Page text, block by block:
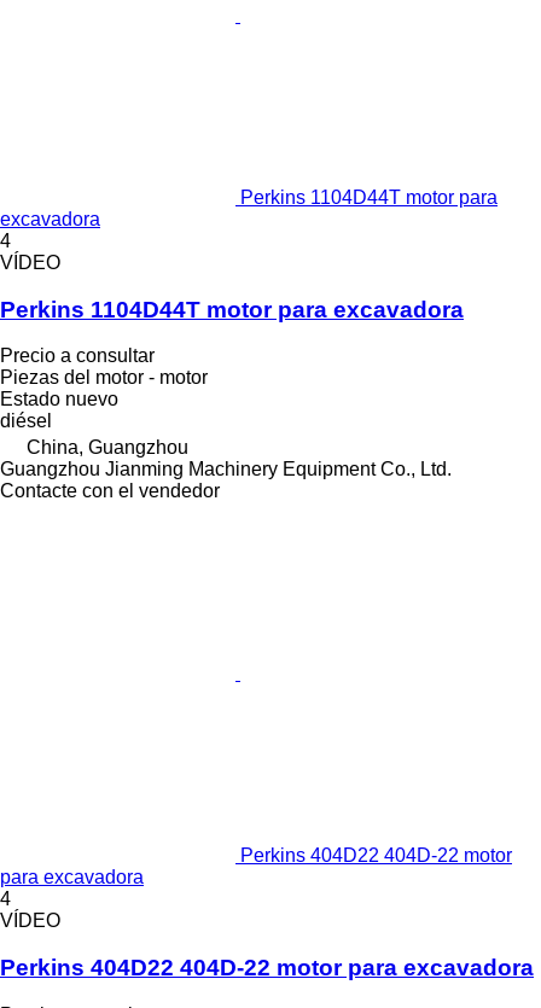
Perkins 1104D44T motor para
excavadora
4
VÍDEO
Perkins 1104D44T motor para excavadora
Precio a consultar
Piezas del motor - motor
Estado nuevo
diésel
China, Guangzhou
Guangzhou Jianming Machinery Equipment Co., Ltd.
Contacte con el vendedor
Perkins 404D22 404D-22 motor
para excavadora
4
VÍDEO
Perkins 404D22 404D-22 motor para excavadora